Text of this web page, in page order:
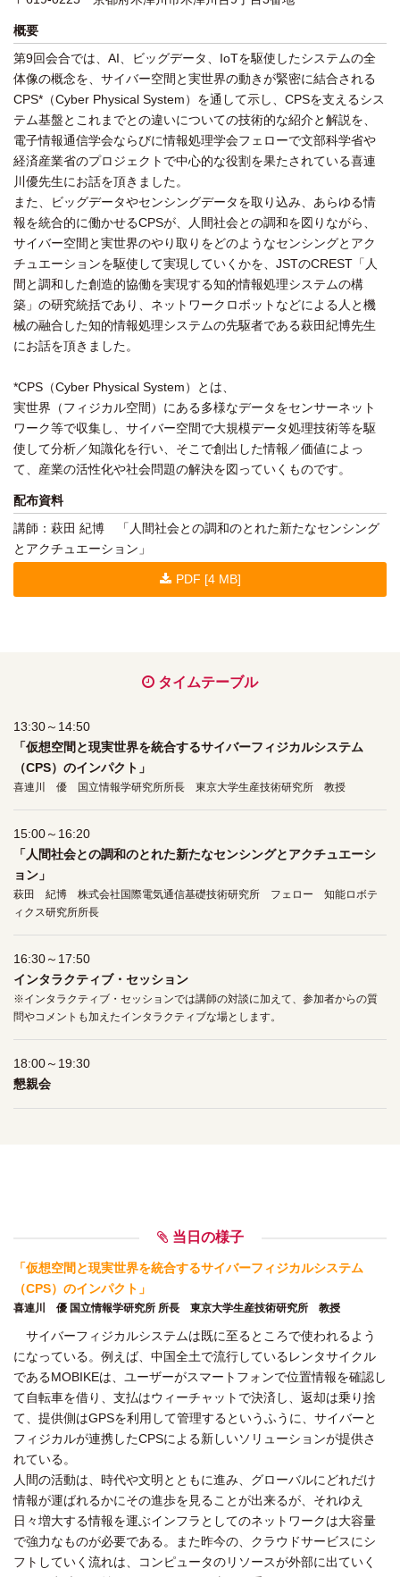
概要
第9回会合では、AI、ビッグデータ、IoTを駆使したシステムの全
体像の概念を、サイバー空間と実世界の動きが緊密に結合される
CPS*（Cyber Physical System）を通して示し、CPSを支えるシス
テム基盤とこれまでとの違いについての技術的な紹介と解説を、
電子情報通信学会ならびに情報処理学会フェローで文部科学省や
経済産業省のプロジェクトで中心的な役割を果たされている喜連
川優先生にお話を頂きました。
また、ビッグデータやセンシングデータを取り込み、あらゆる情
報を統合的に働かせるCPSが、人間社会との調和を図りながら、
サイバー空間と実世界のやり取りをどのようなセンシングとアク
チュエーションを駆使して実現していくかを、JSTのCREST「人
間と調和した創造的協働を実現する知的情報処理システムの構
築」の研究統括であり、ネットワークロボットなどによる人と機
械の融合した知的情報処理システムの先駆者である萩田紀博先生
にお話を頂きました。
*CPS（Cyber Physical System）とは、
実世界（フィジカル空間）にある多様なデータをセンサーネット
ワーク等で収集し、サイバー空間で大規模データ処理技術等を駆
使して分析／知識化を行い、そこで創出した情報／価値によっ
て、産業の活性化や社会問題の解決を図っていくものです。
配布資料
講師：萩田 紀博 「人間社会との調和のとれた新たなセンシング
とアクチュエーション」
PDF [4 MB]
タイムテーブル
13:30～14:50
「仮想空間と現実世界を統合するサイバーフィジカルシステム
（CPS）のインパクト」
喜連川 優 国立情報学研究所所長 東京大学生産技術研究所 教授
15:00～16:20
「人間社会との調和のとれた新たなセンシングとアクチュエーシ
ョン」
萩田 紀博 株式会社国際電気通信基礎技術研究所 フェロー 知能ロボテ
ィクス研究所所長
16:30～17:50
インタラクティブ・セッション
※インタラクティブ・セッションでは講師の対談に加えて、参加者からの質
問やコメントも加えたインタラクティブな場とします。
18:00～19:30
懇親会
当日の様子
「仮想空間と現実世界を統合するサイバーフィジカルシステム
（CPS）のインパクト」
喜連川 優 国立情報学研究所 所長 東京大学生産技術研究所 教授
サイバーフィジカルシステムは既に至るところで使われるよう
になっている。例えば、中国全土で流行しているレンタサイクル
であるMOBIKEは、ユーザーがスマートフォンで位置情報を確認し
て自転車を借り、支払はウィーチャットで決済し、返却は乗り捨
て、提供側はGPSを利用して管理するというふうに、サイバーと
フィジカルが連携したCPSによる新しいソリューションが提供さ
れている。
人間の活動は、時代や文明とともに進み、グローバルにどれだけ
情報が運ばれるかにその進歩を見ることが出来るが、それゆえ
日々増大する情報を運ぶインフラとしてのネットワークは大容量
で強力なものが必要である。また昨今の、クラウドサービスにシ
フトしていく流れは、コンピュータのリソースが外部に出ていく